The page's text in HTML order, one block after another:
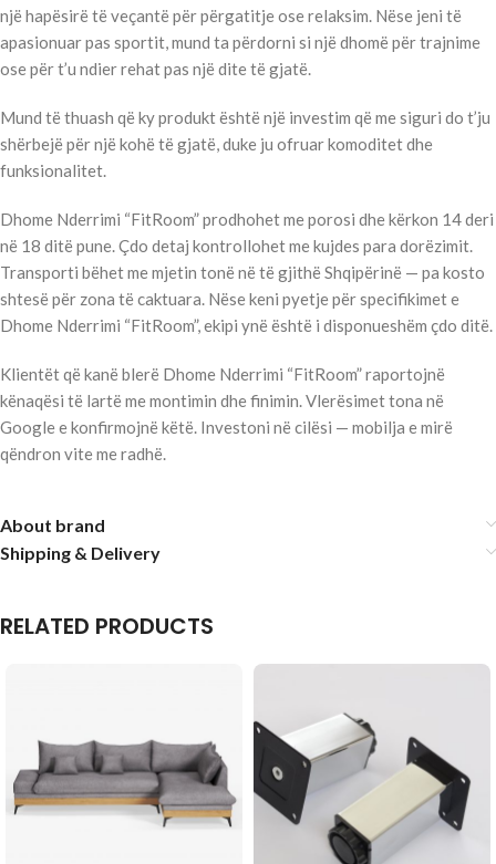
një hapësirë të veçantë për përgatitje ose relaksim. Nëse jeni të
apasionuar pas sportit, mund ta përdorni si një dhomë për trajnime
ose për t’u ndier rehat pas një dite të gjatë.
Mund të thuash që ky produkt është një investim që me siguri do t’ju
shërbejë për një kohë të gjatë, duke ju ofruar komoditet dhe
funksionalitet.
Dhome Nderrimi “FitRoom” prodhohet me porosi dhe kërkon 14 deri
në 18 ditë pune. Çdo detaj kontrollohet me kujdes para dorëzimit.
Transporti bëhet me mjetin tonë në të gjithë Shqipërinë — pa kosto
shtesë për zona të caktuara. Nëse keni pyetje për specifikimet e
Dhome Nderrimi “FitRoom”, ekipi ynë është i disponueshëm çdo ditë.
Klientët që kanë blerë Dhome Nderrimi “FitRoom” raportojnë
kënaqësi të lartë me montimin dhe finimin. Vlerësimet tona në
Google e konfirmojnë këtë. Investoni në cilësi — mobilja e mirë
qëndron vite me radhë.
About brand
Shipping & Delivery
RELATED PRODUCTS